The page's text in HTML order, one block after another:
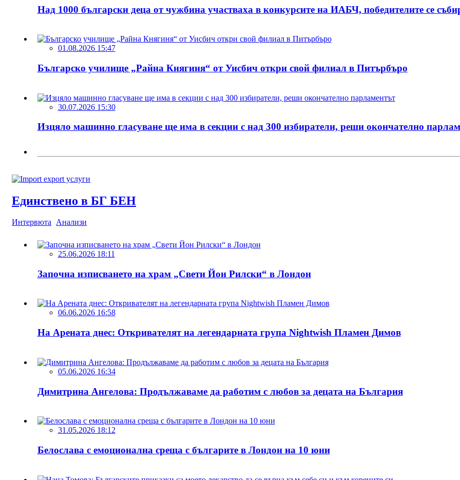
Над 1000 български деца от чужбина участваха в конкурсите на ИАБЧ, победителите се
01.08.2026 15:47
Българско училище „Райна Княгиня“ от Уисбич откри свой филиал в Питърбъро
30.07.2026 15:30
Изцяло машинно гласуване ще има в секции с над 300 избиратели, реши окончателно
Единствено в БГ БЕН
Интервюта Анализи
25.06.2026 18:11
Започна изписването на храм „Свети Йон Рилски“ в Лондон
06.06.2026 16:58
На Арената днес: Откривателят на легендарната група Nightwish Пламен Димов
05.06.2026 16:34
Димитрина Ангелова: Продължаваме да работим с любов за децата на България
31.05.2026 18:12
Белослава с емоционална среща с българите в Лондон на 10 юни